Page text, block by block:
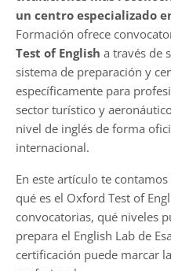
un centro especializado
Formación ofrece
Test of English a través de
sistema de preparación y
específicamente para
sector turístico y
nivel de inglés de forma
internacional.
En este artículo te
qué es el Oxford Test of
convocatorias, qué niveles
prepara el English Lab de
certificación puede marcar